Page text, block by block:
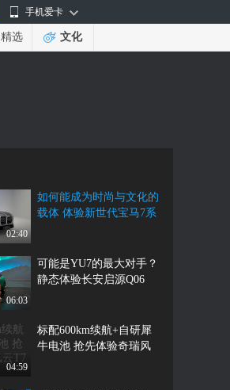
手机爱卡
精选 文化
02:40
如何能成为时尚与文化的
载体 体验新世代宝马7系
06:03
可能是YU7的最大对手？
静态体验长安启源Q06
04:59
标配600km续航+自研犀
牛电池 抢先体验奇瑞风